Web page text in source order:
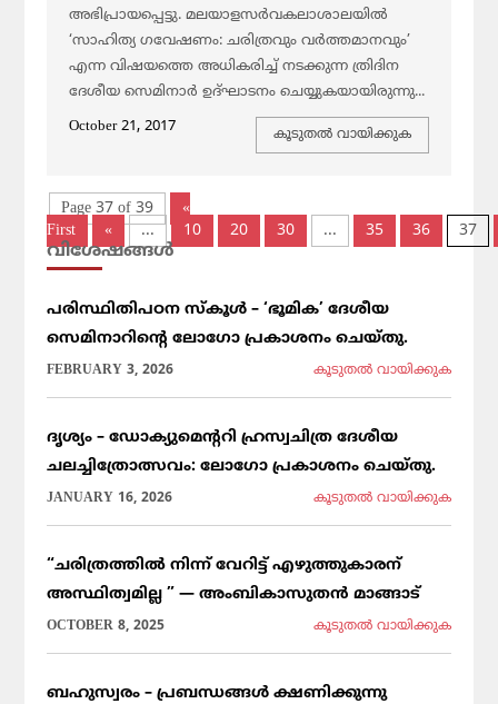
അഭിപ്രായപ്പെട്ടു. മലയാളസര്‍വകലാശാലയില്‍
‘സാഹിത്യ ഗവേഷണം: ചരിത്രവും വര്‍ത്തമാനവും’
എന്ന വിഷയത്തെ അധികരിച്ച് നടക്കുന്ന ത്രിദിന
ദേശീയ സെമിനാര്‍ ഉദ്ഘാടനം ചെയ്യുകയായിരുന്നു...
October 21, 2017
കൂടുതല്‍ വായിക്കുക
Page 37 of 39
«
First
« ... 10 20 30 ... 35 36 37
വിശേഷങ്ങള്‍
പരിസ്ഥിതിപഠന സ്കൂൾ – ‘ഭൂമിക’ ദേശീയ
സെമിനാറിൻ്റെ ലോഗോ പ്രകാശനം ചെയ്തു.
FEBRUARY 3, 2026 കൂടുതല്‍ വായിക്കുക
ദൃശ്യം – ഡോക്യുമെന്ററി ഹ്രസ്വചിത്ര ദേശീയ
ചലച്ചിത്രോത്സവം: ലോഗോ പ്രകാശനം ചെയ്തു.
JANUARY 16, 2026 കൂടുതല്‍ വായിക്കുക
“ചരിത്രത്തിൽ നിന്ന് വേറിട്ട് എഴുത്തുകാരന്
അസ്ഥിത്വമില്ല ” — അംബികാസുതൻ മാങ്ങാട്
OCTOBER 8, 2025 കൂടുതല്‍ വായിക്കുക
ബഹുസ്വരം – പ്രബന്ധങ്ങൾ ക്ഷണിക്കുന്നു